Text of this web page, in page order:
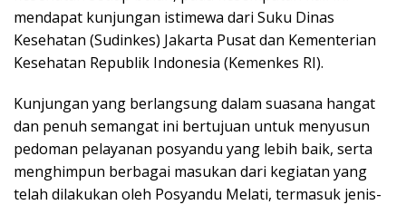
mendapat kunjungan istimewa dari Suku Dinas
Kesehatan (Sudinkes) Jakarta Pusat dan Kementerian
Kesehatan Republik Indonesia (Kemenkes RI).
Kunjungan yang berlangsung dalam suasana hangat
dan penuh semangat ini bertujuan untuk menyusun
pedoman pelayanan posyandu yang lebih baik, serta
menghimpun berbagai masukan dari kegiatan yang
telah dilakukan oleh Posyandu Melati, termasuk jenis-